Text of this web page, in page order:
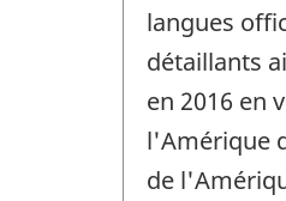
langues
détaillants
en 2016 en
l'Amérique
de